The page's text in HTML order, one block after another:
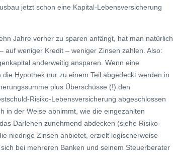
jetzt schon eine Kapital-Lebensversicherung
Jahre vorher zu sparen anfängt, hat man natürlich
weniger Kredit – weniger Zinsen zahlen. Also:
anderweitig ansparen. Wenn eine
Hypothek nur zu einem Teil abgedeckt werden in
plus Überschüsse (!) den
Risiko-Lebensversicherung abgeschlossen
in der Weise abnimmt, wie die eingezahlten
Darlehen zunehmend abdecken (siehe Risiko-
niedrige Zinsen anbietet, erzielt logischerweise
bei mehreren Banken und seinem Steuerberater